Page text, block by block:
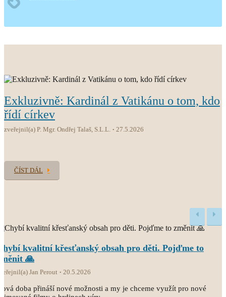
Exkluzivně: Kardinál z Vatikánu o tom, kdo
řídí církev
zveřejnil(a) P. Mgr. Ondřej Talaš, S.L.L. 27.5.2026
ČÍST DÁL
kvalitní křesťanský obsah pro děti. Pojďme to
🙏
Jan Perout 20.5.2026
doba přináší nové možnosti a my je chceme využít pro nové